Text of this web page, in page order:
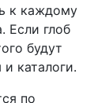
к каждому
Если глоб
будут
каталоги.
по